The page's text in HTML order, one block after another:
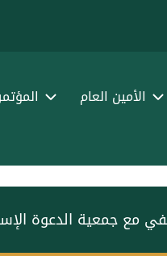
الأمين العام
الدعوة الإسلامية